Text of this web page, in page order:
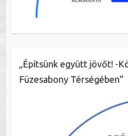
„Építsünk együtt jövőt! -
Füzesabony Térségében”